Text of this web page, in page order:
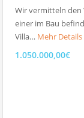
Wir vermitteln den
einer im Bau
Villa… Mehr Details
1.050.000,00€